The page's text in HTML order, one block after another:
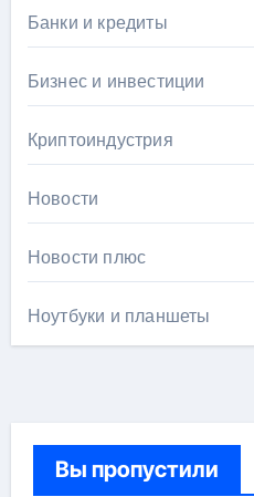
Банки и кредиты
Бизнес и инвестиции
Криптоиндустрия
Новости
Новости плюс
Ноутбуки и планшеты
Вы пропустили